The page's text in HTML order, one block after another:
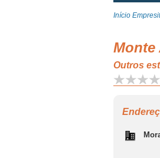
Início
Monte
Outros